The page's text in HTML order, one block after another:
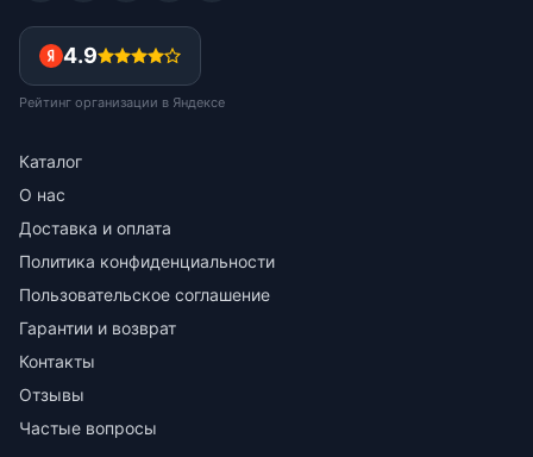
4.9
Рейтинг организации в Яндексе
Каталог
О нас
Доставка и оплата
Политика конфиденциальности
Пользовательское соглашение
Гарантии и возврат
Контакты
Отзывы
Частые вопросы